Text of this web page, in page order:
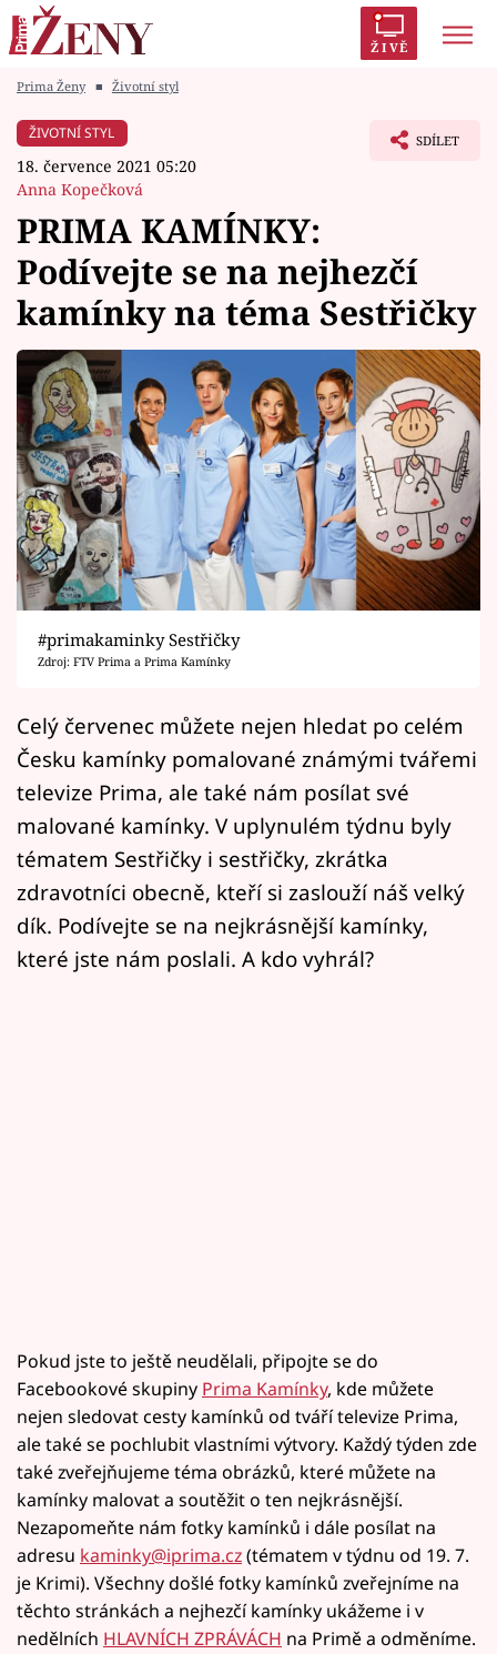
ŽIVĚ
Módní alarm
Témata
Celebrity
Vztahy
Seriály
Horoskopy
Sledujte prima+
Filmový festival Karlovy Vary
Pořady
Mámy sobě
Přihlášení
Sledujte nás
Prima Ženy ■ Životní styl
ŽIVOTNÍ STYL
18. července 2021 05:20
Anna Kopečková
SDÍLET
PRIMA KAMÍNKY:
Podívejte se na nejhezčí
kamínky na téma Sestřičky
#primakaminky Sestřičky
Zdroj: FTV Prima a Prima Kamínky
Celý červenec můžete nejen hledat po celém
Česku kamínky pomalované známými tvářemi
televize Prima, ale také nám posílat své
malované kamínky. V uplynulém týdnu byly
tématem Sestřičky i sestřičky, zkrátka
zdravotníci obecně, kteří si zaslouží náš velký
dík. Podívejte se na nejkrásnější kamínky,
které jste nám poslali. A kdo vyhrál?
Pokud jste to ještě neudělali, připojte se do
Facebookové skupiny Prima Kamínky, kde můžete
nejen sledovat cesty kamínků od tváří televize Prima,
ale také se pochlubit vlastními výtvory. Každý týden zde
také zveřejňujeme téma obrázků, které můžete na
kamínky malovat a soutěžit o ten nejkrásnější.
Nezapomeňte nám fotky kamínků i dále posílat na
adresu kaminky@iprima.cz(tématem v týdnu od 19. 7.
je Krimi). Všechny došlé fotky kamínků zveřejníme na
těchto stránkách a nejhezčí kamínky ukážeme i v
nedělních HLAVNÍCH ZPRÁVÁCH na Primě a odměníme.